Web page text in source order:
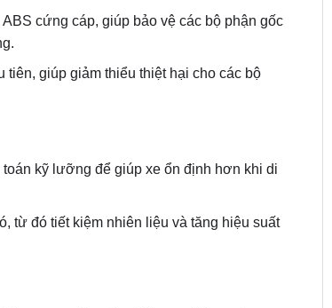
cứng cáp, giúp bảo vệ các bộ phận gốc
giúp giảm thiểu thiệt hại cho các bộ
kỹ lưỡng để giúp xe ổn định hơn khi di
từ đó tiết kiệm nhiên liệu và tăng hiệu suất